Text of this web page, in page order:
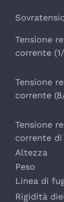
Tensione
corrente
Tensione
corrente
Tensione
corrente di
Altezza
Peso
Linea di
Rigidità